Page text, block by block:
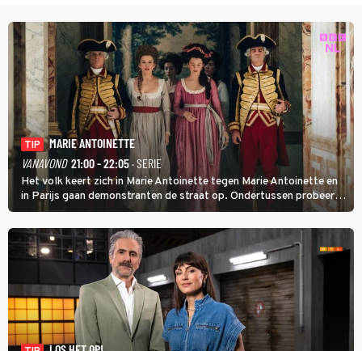
TIP
MARIE ANTOINETTE
VANAVOND 21:00 - 22:05· SERIE
Het volk keert zich in Marie Antoinette tegen Marie Antoinette en
in Parijs gaan demonstranten de straat op. Ondertussen probeert
Marie Antoinette landgoed Saint-Cloud te kopen. Ze wil daar haar
kinderen veilig laten opgroeien.